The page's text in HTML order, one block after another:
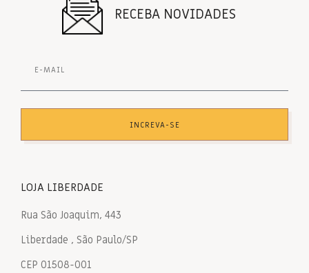
RECEBA NOVIDADES
INCREVA-SE
LOJA LIBERDADE
Rua São Joaquim, 443
Liberdade , São Paulo/SP
CEP 01508-001